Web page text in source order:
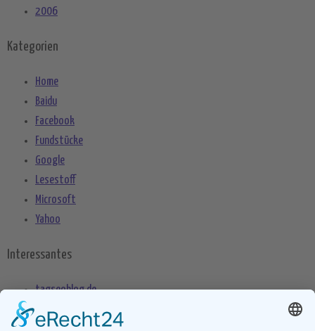
2006
Kategorien
Home
Baidu
Facebook
Fundstücke
Google
Lesestoff
Microsoft
Yahoo
Interessantes
tagseoblog.de
SEO Blog